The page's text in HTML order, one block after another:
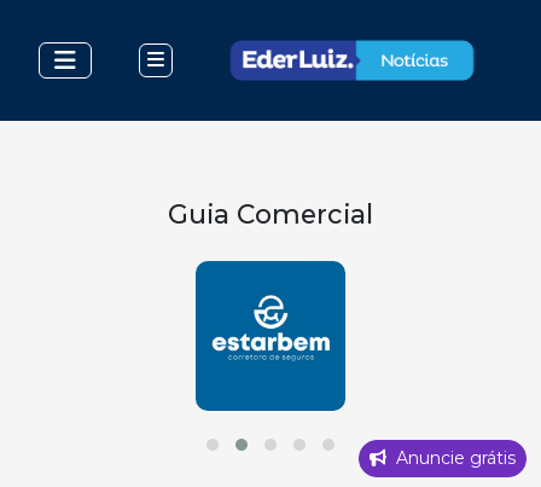
Guia Comercial
Anuncie grátis